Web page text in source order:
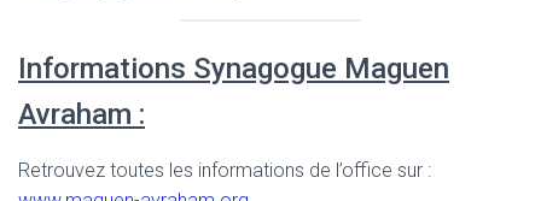
Informations Synagogue Maguen
Avraham :
Retrouvez toutes les informations de l’office sur :